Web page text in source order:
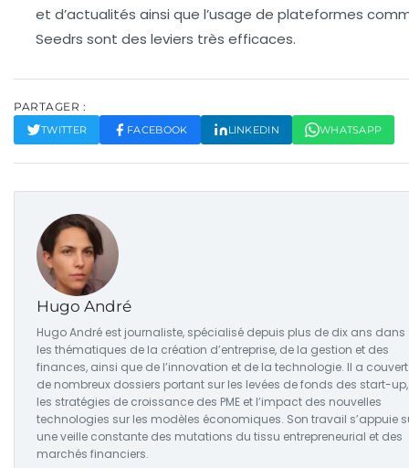
et d’actualités ainsi que l’usage de plateformes
Seedrs sont des leviers très efficaces.
PARTAGER :
TWITTER FACEBOOK LINKEDIN WHATSAPP
Hugo André
Hugo André est journaliste, spécialisé depuis plus de dix ans dans
les thématiques de la création d’entreprise, de la gestion et des
finances, ainsi que de l’innovation et de la technologie. Il a couvert
de nombreux dossiers portant sur les levées de fonds des start-up,
les stratégies de croissance des PME et l’impact des nouvelles
technologies sur les modèles économiques. Son travail s’appuie
une veille constante des mutations du tissu entrepreneurial et des
marchés financiers.